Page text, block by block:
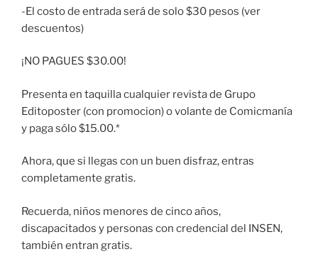
-El costo de entrada será de solo $30 pesos (ver
descuentos)
¡NO PAGUES $30.00!
Presenta en taquilla cualquier revista de Grupo
Editoposter (con promocion) o volante de Comicmanía
y paga sólo $15.00.*
Ahora, que si llegas con un buen disfraz, entras
completamente gratis.
Recuerda, niños menores de cinco años,
discapacitados y personas con credencial del INSEN,
también entran gratis.